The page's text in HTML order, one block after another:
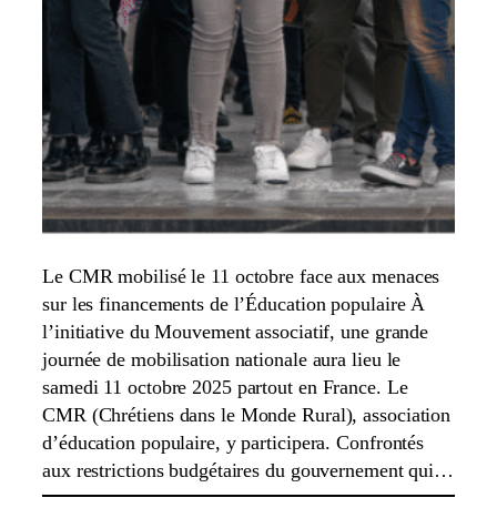
Le CMR mobilisé le 11 octobre face aux menaces
sur les financements de l’Éducation populaire À
l’initiative du Mouvement associatif, une grande
journée de mobilisation nationale aura lieu le
samedi 11 octobre 2025 partout en France. Le
CMR (Chrétiens dans le Monde Rural), association
d’éducation populaire, y participera. Confrontés
aux restrictions budgétaires du gouvernement qui…